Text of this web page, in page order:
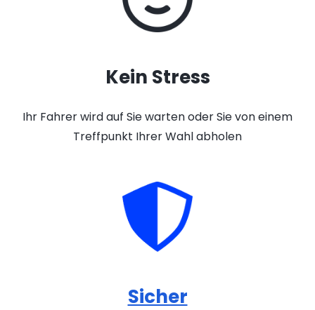
Kein Stress
Ihr Fahrer wird auf Sie warten oder Sie von einem
Treffpunkt Ihrer Wahl abholen
Sicher